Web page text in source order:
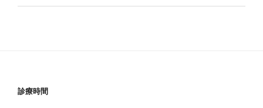
診療時間